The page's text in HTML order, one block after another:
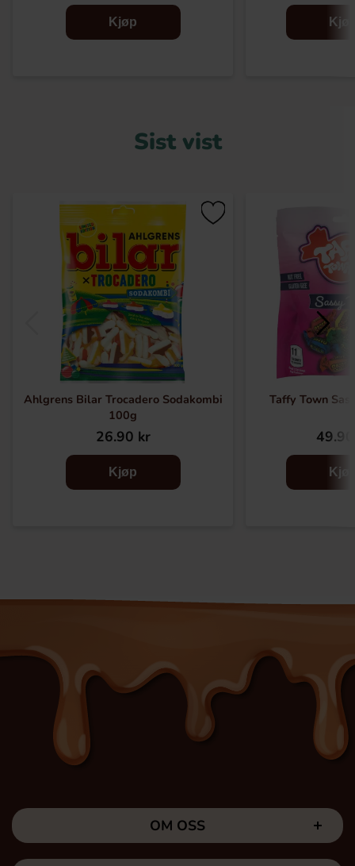
Kjøp
Sist vist
Ahlgrens Bilar Trocadero Sodakombi
100g
26.90 kr
Kjøp
Taffy Town
OM OSS